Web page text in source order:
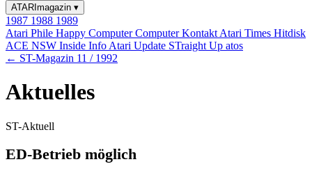
ATARImagazin ▾
1987 1988 1989
Atari Phile Happy ComputerComputer Kontakt Atari Times Hitdisk
ACE NSW Inside Info Atari Update STraight Up atos
← ST-Magazin 11 / 1992
Aktuelles
ST-Aktuell
ED-Betrieb möglich